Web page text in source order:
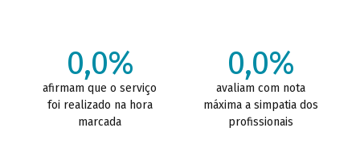
0,0%
afirmam que o serviço
foi realizado na hora
marcada
0,0%
avaliam com nota
máxima a simpatia dos
profissionais